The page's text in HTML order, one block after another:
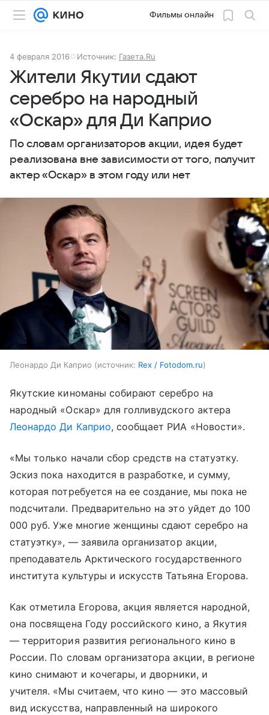
Фильмы онлайн
4 февраля 2016 Источник: Газета.Ru
Жители Якутии сдают
серебро на народный
«Оскар» для Ди Каприо
По словам организаторов акции, идея будет
реализована вне зависимости от того, получит
актер «Оскар» в этом году или нет
Леонардо Ди Каприо источник: Rex / Fotodom.ru
Якутские киноманы собирают серебро на
народный «Оскар» для голливудского актера
Леонардо Ди Каприо, сообщает РИА «Новости».
«Мы только начали сбор средств на статуэтку.
Эскиз пока находится в разработке, и сумму,
которая потребуется на ее создание, мы пока не
подсчитали. Предварительно на это уйдет до 100
000 руб. Уже многие женщины сдают серебро на
статуэтку», — заявила организатор акции,
преподаватель Арктического государственного
института культуры и искусств Татьяна Егорова.
Как отметила Егорова, акция является народной,
она посвящена Году российского кино, а Якутия
— территория развития регионального кино в
России. По словам организатора акции, в регионе
кино снимают и кочегары, и дворники, и
учителя. «Мы считаем, что кино — это массовый
вид искусства, направленный на широкого